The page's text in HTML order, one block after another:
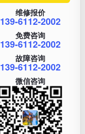
维修报价
139-6112-2002
免费咨询
139-6112-2002
故障咨询
139-6112-2002
微信咨询